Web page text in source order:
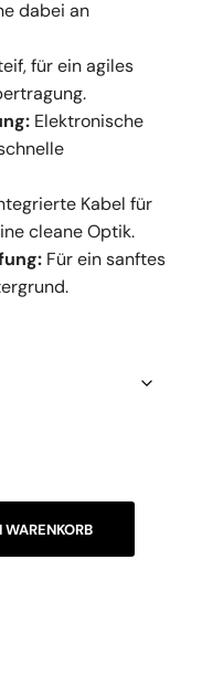
dabei an
für ein agiles
Elektronische
Kabel für
cleane Optik.
Für ein sanftes
WARENKORB